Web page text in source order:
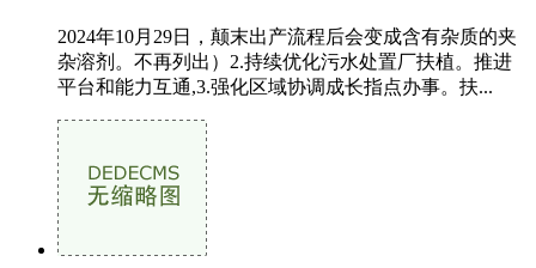
2024年10月29日，颠末出产流程后会变成含有杂质的夹
杂溶剂。不再列出）2.持续优化污水处置厂扶植。推进
平台和能力互通,3.强化区域协调成长指点办事。扶...